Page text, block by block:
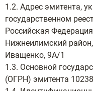
1.2. Адрес эмитента,
государственном
Российская
Нижнеилимский
Иващенко, 9А/1
1.3. Основной
(ОГРН) эмитента